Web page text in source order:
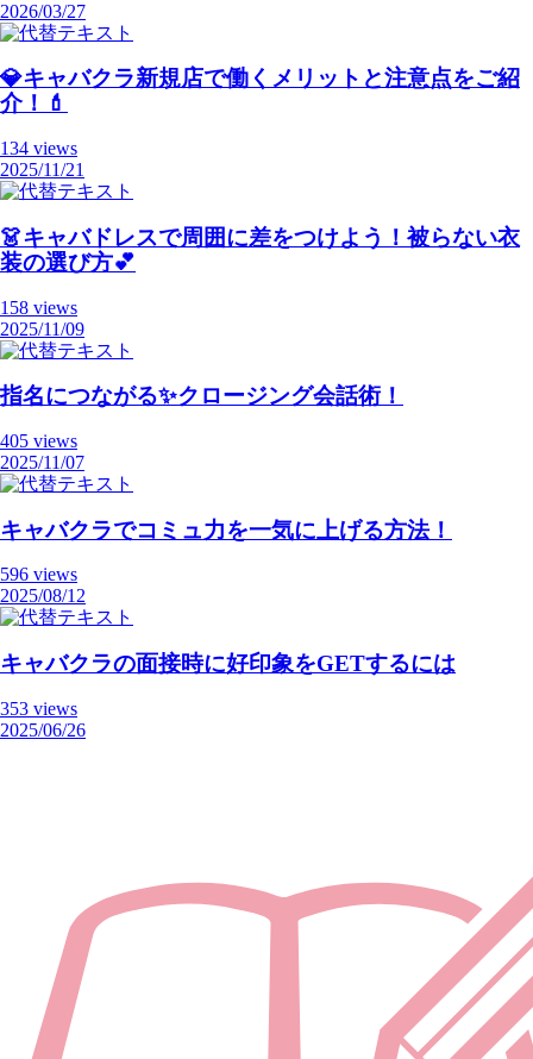
2026/03/27
💎キャバクラ新規店で働くメリットと注意点をご紹
介！💄
134 views
2025/11/21
👗キャバドレスで周囲に差をつけよう！被らない衣
装の選び方💕
158 views
2025/11/09
指名につながる✨クロージング会話術！
405 views
2025/11/07
キャバクラでコミュ力を一気に上げる方法！
596 views
2025/08/12
キャバクラの面接時に好印象をGETするには
353 views
2025/06/26